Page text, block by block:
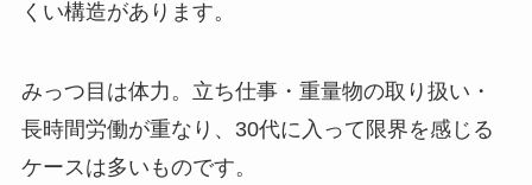
くい構造があります。
みっつ目は体力。立ち仕事・重量物の取り扱い・
長時間労働が重なり、30代に入って限界を感じる
ケースは多いものです。